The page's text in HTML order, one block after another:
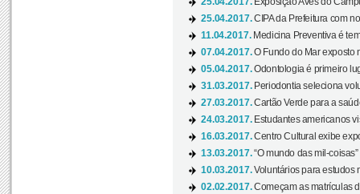
25.04.2017.CIPA da Prefeitura com
11.04.2017. Medicina Preventiva é
07.04.2017.O Fundo do Mar exposto
05.04.2017.Odontologia é primeiro
31.03.2017. Periodontia seleciona
27.03.2017.Cartão Verde para a
24.03.2017. Estudantes americanos
16.03.2017.Centro Cultural exibe
13.03.2017.“O mundo das mil-
10.03.2017.Voluntários para estudos
02.02.2017.Começam as matrículas